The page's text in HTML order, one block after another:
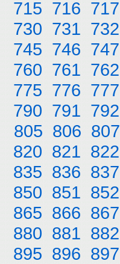
715 716 717
730 731 732
745 746 747
760 761 762
775 776 777
790 791 792
805 806 807
820 821 822
835 836 837
850 851 852
865 866 867
880 881 882
895 896 897